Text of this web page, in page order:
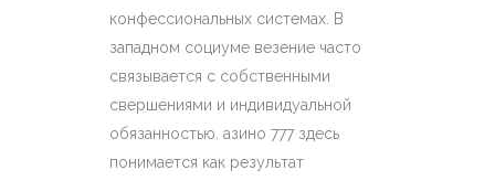
конфессиональных системах. В
западном социуме везение часто
связывается с собственными
свершениями и индивидуальной
обязанностью. азино 777 здесь
понимается как результат